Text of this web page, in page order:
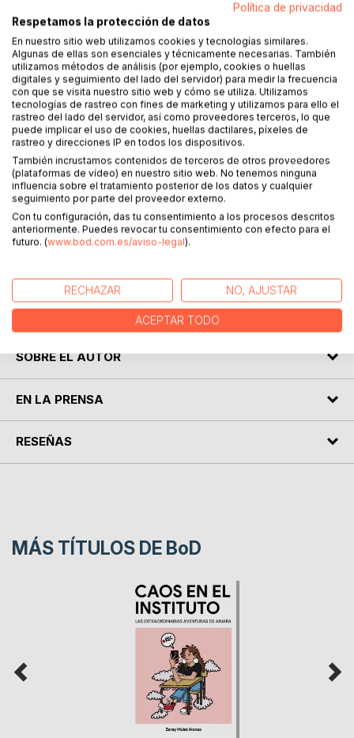
DESCRIPCIÓN
Ainara y sus amigos ya se han recuperado de la aventura
que vivieron hace unos meses cuando descubrieron un
alucinante complot. Cuando piensan que su vida ya ha
vuelto a la normalidad, una insistente pesadilla empieza a
asaltar cada noche a Dafne. La joven amiga de Ainara
vuelve a escuchar el sonido alto y profundo de la alarma de
emergencia del instituto que desencadenó el Caos en el
instituto. Aquí arranca Pesadilla nocturna, la segunda parte
de Las extraordinarias aventuras de Ainara.
Ainara y sus amigos volverán a investigar en su entorno
para descubrir lo que está pasando y descubrirán lo que no
esperaban.
SOBRE EL AUTOR
EN LA PRENSA
RESEÑAS
MÁS TÍTULOS DE BoD
Política de privacidad
Respetamos la protección de datos
En nuestro sitio web utilizamos cookies y tecnologías similares.
Algunas de ellas son esenciales y técnicamente necesarias. También
utilizamos métodos de análisis (por ejemplo, cookies o huellas
digitales y seguimiento del lado del servidor) para medir la frecuencia
con que se visita nuestro sitio web y cómo se utiliza. Utilizamos
tecnologías de rastreo con fines de marketing y utilizamos para ello el
rastreo del lado del servidor, así como proveedores terceros, lo que
puede implicar el uso de cookies, huellas dactilares, píxeles de
rastreo y direcciones IP en todos los dispositivos.
También incrustamos contenidos de terceros de otros proveedores
(plataformas de vídeo) en nuestro sitio web. No tenemos ninguna
influencia sobre el tratamiento posterior de los datos y cualquier
seguimiento por parte del proveedor externo.
Con tu configuración, das tu consentimiento a los procesos descritos
anteriormente. Puedes revocar tu consentimiento con efecto para el
futuro. (www.bod.com.es/aviso-legal).
RECHAZAR NO, AJUSTAR
ACEPTAR TODO